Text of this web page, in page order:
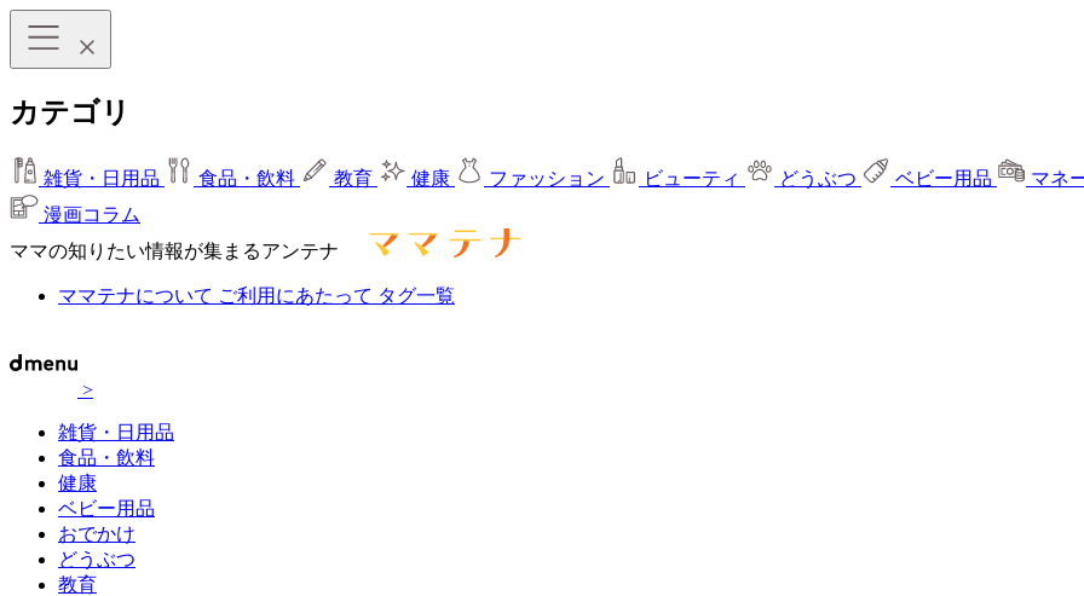
カテゴリ
雑貨・日用品 食品・飲料 教育 健康 ファッション ビューティ どうぶつ ベビー用品
マネ
漫画コラム
ママの知りたい情報が集まるアンテナ
ママテナについて ご利用にあたって タグ一覧
>
雑貨・日用品
食品・飲料
健康
ベビー用品
おでかけ
どうぶつ
教育